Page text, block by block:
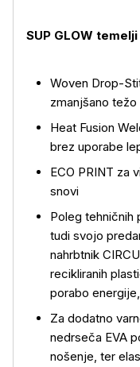
Več o izdelku
SUP GLOW
Woven Drop-
zmanjšano težo
Heat Fusion
brez uporabe
ECO PRINT za
snovi
Poleg tehničnih
tudi svojo
nahrbtnik
recikliranih
porabo
Za dodatno
nedrseča EVA
nošenje, ter